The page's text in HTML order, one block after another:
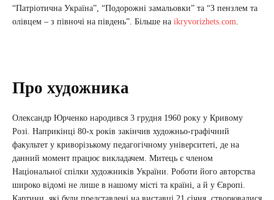
“Патріотична Україна”, “Подорожні замальовки” та “З пензлем та
олівцем – з півночі на південь”. Більше на ikryvorizhets.com
Про художника
Олександр Юрченко народився 3 грудня 1960 року у Кривому
Розі. Наприкінці 80-х років закінчив художньо-графічний
факультет у криворізькому педагогічному університеті, де на
данний момент працює викладачем. Митець є членом
Національної спілки художників України. Роботи його авторства
широко відомі не лише в нашому місті та країні, а й у Європі.
Картини, які були представлені на виставці 21 січня, створювалися